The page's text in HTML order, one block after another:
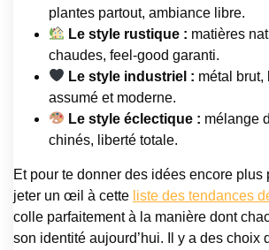
plantes partout, ambiance libre.
Le style rustique : matières
chaudes, feel-good garanti.
Le style industriel : métal brut,
assumé et moderne.
Le style éclectique : mélange
chinés, liberté totale.
Et pour te donner des idées encore plus
jeter un œil à cette liste des tendances
colle parfaitement à la manière dont
son identité aujourd’hui. Il y a des choix